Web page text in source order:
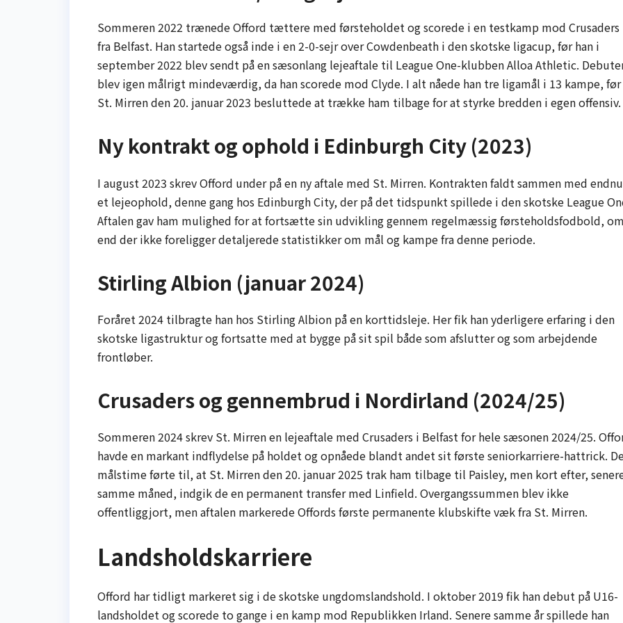
Sommeren 2022 trænede Offord tættere med førsteholdet og scorede i en testkamp mod Crusaders
fra Belfast. Han startede også inde i en 2-0-sejr over Cowdenbeath i den skotske ligacup, før han i
september 2022 blev sendt på en sæsonlang lejeaftale til League One-klubben Alloa Athletic.
blev igen målrigt mindeværdig, da han scorede mod Clyde. I alt nåede han tre ligamål i 13 kampe, før
St. Mirren den 20. januar 2023 besluttede at trække ham tilbage for at styrke bredden i egen offensiv.
Ny kontrakt og ophold i Edinburgh City (2023)
I august 2023 skrev Offord under på en ny aftale med St. Mirren. Kontrakten faldt sammen med endnu
et lejeophold, denne gang hos Edinburgh City, der på det tidspunkt spillede i den skotske League
Aftalen gav ham mulighed for at fortsætte sin udvikling gennem regelmæssig førsteholdsfodbold, om
end der ikke foreligger detaljerede statistikker om mål og kampe fra denne periode.
Stirling Albion (januar 2024)
Foråret 2024 tilbragte han hos Stirling Albion på en korttidsleje. Her fik han yderligere erfaring i den
skotske ligastruktur og fortsatte med at bygge på sit spil både som afslutter og som arbejdende
frontløber.
Crusaders og gennembrud i Nordirland (2024/25)
Sommeren 2024 skrev St. Mirren en lejeaftale med Crusaders i Belfast for hele sæsonen 2024/25.
havde en markant indflydelse på holdet og opnåede blandt andet sit første seniorkarriere-hattrick.
målstime førte til, at St. Mirren den 20. januar 2025 trak ham tilbage til Paisley, men kort efter,
samme måned, indgik de en permanent transfer med Linfield. Overgangssummen blev ikke
offentliggjort, men aftalen markerede Offords første permanente klubskifte væk fra St. Mirren.
Landsholdskarriere
Offord har tidligt markeret sig i de skotske ungdomslandshold. I oktober 2019 fik han debut på U16-
landsholdet og scorede to gange i en kamp mod Republikken Irland. Senere samme år spillede han